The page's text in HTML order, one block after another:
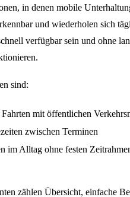
in denen mobile
und wiederholen sich
verfügbar sein und ohne
sind:
mit öffentlichen
zwischen Terminen
im Alltag ohne festen
zählen Übersicht, einfache
Maps